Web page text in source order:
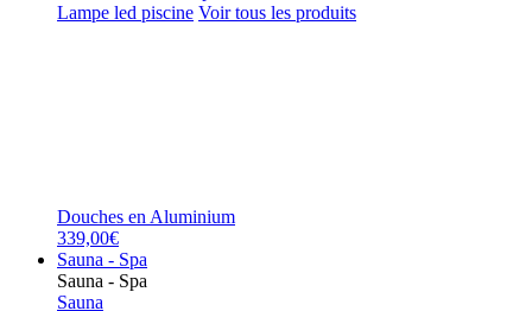
Lampe led piscine Voir tous les produits
Douches en Aluminium
339,00€
Sauna - Spa
Sauna - Spa
Sauna